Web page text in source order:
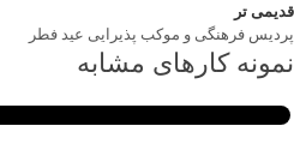
قدیمی تر
پردیس فرهنگی و موکب پذیرایی عید فطر
نمونه کارهای مشابه